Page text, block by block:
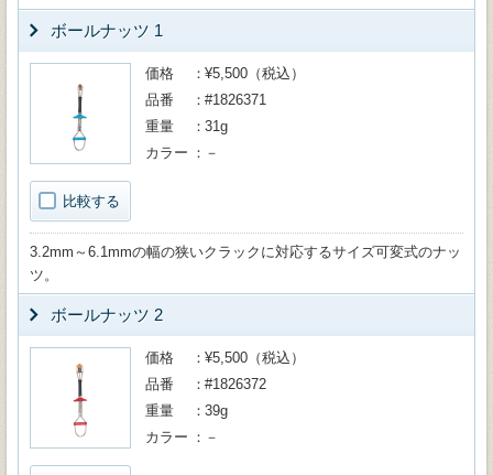
ボールナッツ 1
比較する
価格
¥5,500（税込）
品番
#1826371
重量
31g
カラー
－
3.2mm～6.1mmの幅の狭いクラックに対応するサイズ可変式のナッ
ツ。
ボールナッツ 2
価格
¥5,500（税込）
品番
#1826372
重量
39g
カラー
－